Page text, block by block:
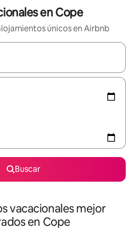
en Cope
únicos en Airbnb
estén disponibles, navega con las
Buscar
vacacionales mejor
en Cope